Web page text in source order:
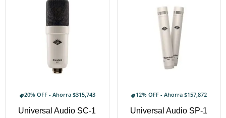
20% OFF - Ahorra $315,743
Universal Audio SC-1
12% OFF - Ahorra$157,872
Universal Audio SP-1